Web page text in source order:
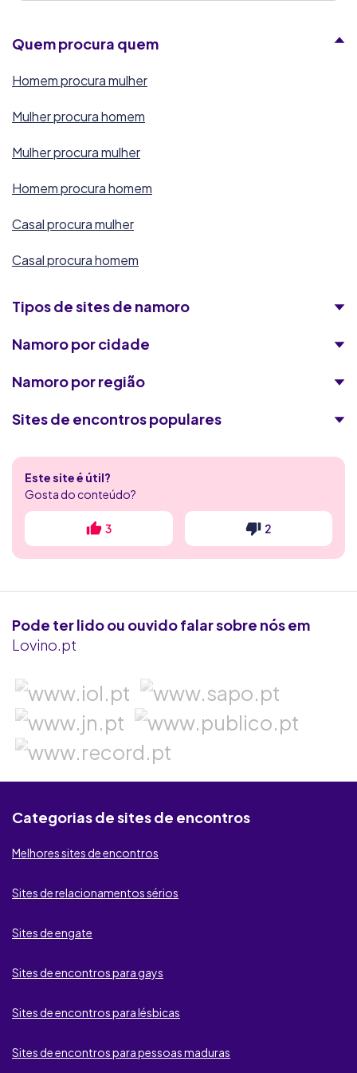
8.0/10
244 000membros 23+
Ashley Madison
8.8/10
Casual Club
8.5/10
72 000membros 30+
9.3/10
75 000membros
8.1/10
Quem procura quem
Homem procura mulher
Mulher procura homem
Mulher procura mulher
Homem procura homem
Casal procura mulher
Casal procura homem
Tipos de sites de namoro
Namoro por cidade
Namoro por região
Sites de encontros populares
Encontros Quentes
Flerte Discreto
RadarDeRaparigas
Flirt.com
Seeking Arrangement
Contacto Secreto
KROOW
Badoo
BeNaughty
Fdating
Este site é útil?
Gosta do conteúdo?
3 2
Pode ter lido ou ouvido falar sobre nós em
Lovino.pt
Categorias de sites de encontros
Melhores sites de encontros
Sites de relacionamentos sérios
Sites de engate
Sites de encontros para gays
Sites de encontros para lésbicas
Sites de encontros para pessoas maduras